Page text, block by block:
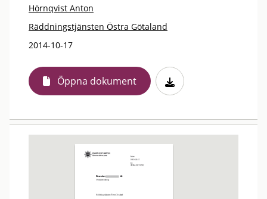
Hörnqvist Anton
Räddningstjänsten Östra Götaland
2014-10-17
Öppna dokument